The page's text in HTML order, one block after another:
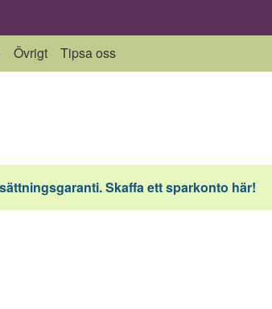
Övrigt Tipsa oss
Skaffa ett sparkonto här!